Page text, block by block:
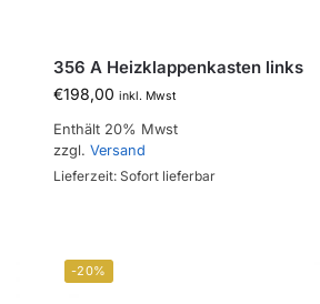
356 A Heizklappenkasten links
€198,00 inkl. Mwst
Enthält 20% Mwst
zzgl. Versand
Lieferzeit: Sofort lieferbar
-20%